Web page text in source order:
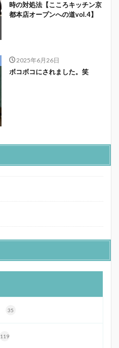
時の対処法【こころキッチン京
都本店オープンへの道vol.4】
2025年6月26日
ボコボコにされました。笑
35
119